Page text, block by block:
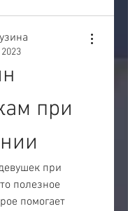
при
при
полезное
помогает